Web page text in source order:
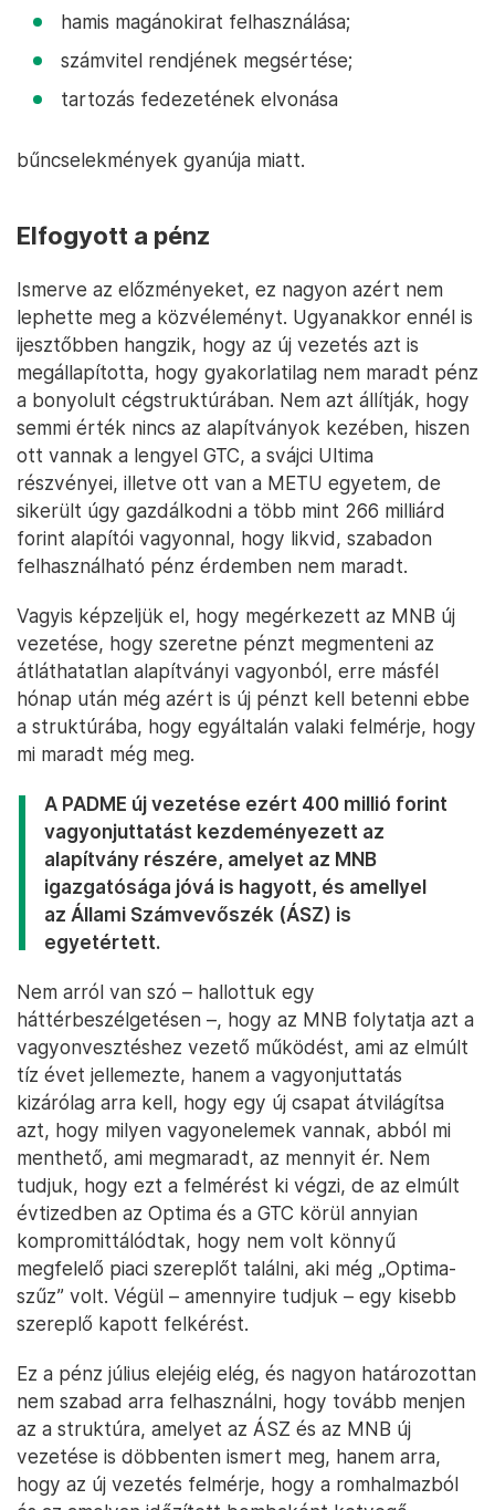
hamis magánokirat felhasználása;
számvitel rendjének megsértése;
tartozás fedezetének elvonása
bűncselekmények gyanúja miatt.
Elfogyott a pénz
Ismerve az előzményeket, ez nagyon azért nem
lephette meg a közvéleményt. Ugyanakkor ennél is
ijesztőbben hangzik, hogy az új vezetés azt is
megállapította, hogy gyakorlatilag nem maradt pénz
a bonyolult cégstruktúrában. Nem azt állítják, hogy
semmi érték nincs az alapítványok kezében, hiszen
ott vannak a lengyel GTC, a svájci Ultima
részvényei, illetve ott van a METU egyetem, de
sikerült úgy gazdálkodni a több mint 266 milliárd
forint alapítói vagyonnal, hogy likvid, szabadon
felhasználható pénz érdemben nem maradt.
Vagyis képzeljük el, hogy megérkezett az MNB új
vezetése, hogy szeretne pénzt megmenteni az
átláthatatlan alapítványi vagyonból, erre másfél
hónap után még azért is új pénzt kell betenni ebbe
a struktúrába, hogy egyáltalán valaki felmérje, hogy
mi maradt még meg.
A PADME új vezetése ezért 400 millió forint
vagyonjuttatást kezdeményezett az
alapítvány részére, amelyet az MNB
igazgatósága jóvá is hagyott, és amellyel
az Állami Számvevőszék (ÁSZ) is
egyetértett.
Nem arról van szó – hallottuk egy
háttérbeszélgetésen –, hogy az MNB folytatja azt a
vagyonvesztéshez vezető működést, ami az elmúlt
tíz évet jellemezte, hanem a vagyonjuttatás
kizárólag arra kell, hogy egy új csapat átvilágítsa
azt, hogy milyen vagyonelemek vannak, abból mi
menthető, ami megmaradt, az mennyit ér. Nem
tudjuk, hogy ezt a felmérést ki végzi, de az elmúlt
évtizedben az Optima és a GTC körül annyian
kompromittálódtak, hogy nem volt könnyű
megfelelő piaci szereplőt találni, aki még „Optima-
szűz” volt. Végül – amennyire tudjuk – egy kisebb
szereplő kapott felkérést.
Ez a pénz július elejéig elég, és nagyon határozottan
nem szabad arra felhasználni, hogy tovább menjen
az a struktúra, amelyet az ÁSZ és az MNB új
vezetése is döbbenten ismert meg, hanem arra,
hogy az új vezetés felmérje, hogy a romhalmazból